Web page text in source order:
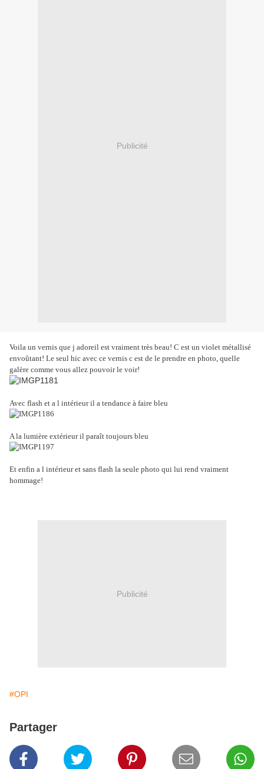
Publicité
Voila un vernis que j adoreil est vraiment très beau! C est un violet métallisé
envoûtant! Le seul hic avec ce vernis c est de le prendre en photo, quelle
galère comme vous allez pouvoir le voir!
Avec flash et a l intérieur il a tendance à faire bleu
A la lumière extérieur il paraît toujours bleu
Et enfin a l intérieur et sans flash la seule photo qui lui rend vraiment
hommage!
Publicité
#OPI
Partager